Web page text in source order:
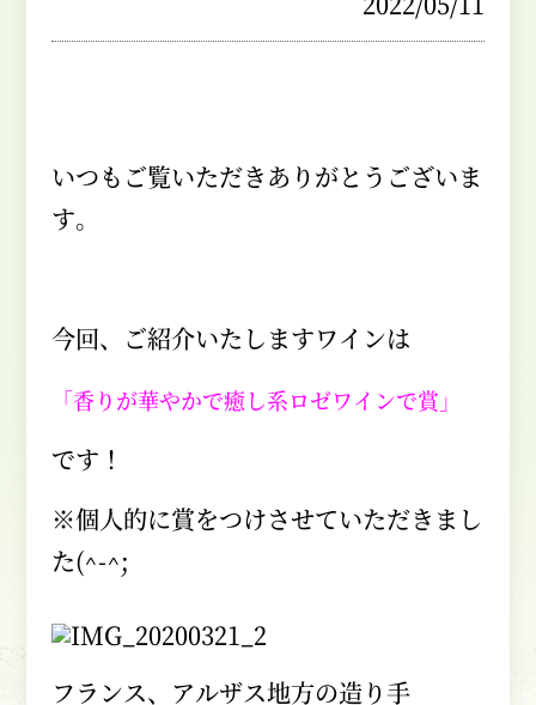
いつもご覧いただきありがとうございま
す。
今回、ご紹介いたしますワインは
「香りが華やかで癒し系ロゼワインで賞」
です！
※個人的に賞をつけさせていただきまし
た(^-^;
フランス、アルザス地方の造り手